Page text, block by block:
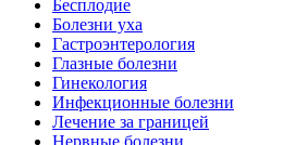
Бесплодие
Болезни уха
Гастроэнтерология
Глазные болезни
Гинекология
Инфекционные болезни
Лечение за границей